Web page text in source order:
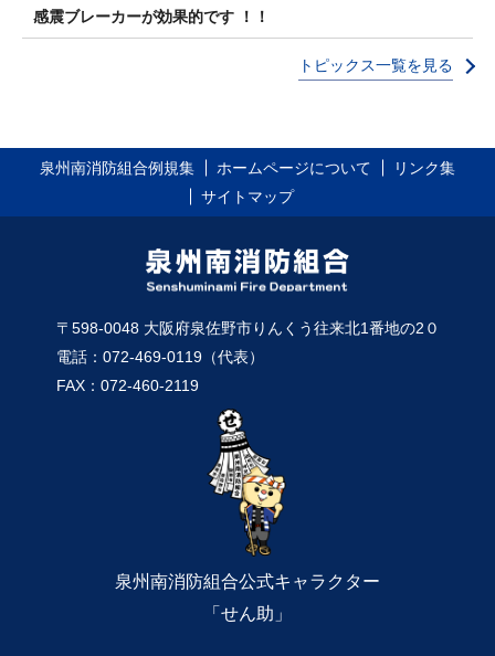
感震ブレーカーが効果的です ！！
トピックス一覧を見る
泉州南消防組合例規集 ホームページについて
リンク集
サイトマップ
〒598-0048 大阪府泉佐野市りんくう往来北1番地の2０
電話：072-469-0119（代表）
FAX：072-460-2119
泉州南消防組合公式キャラクター
「せん助」